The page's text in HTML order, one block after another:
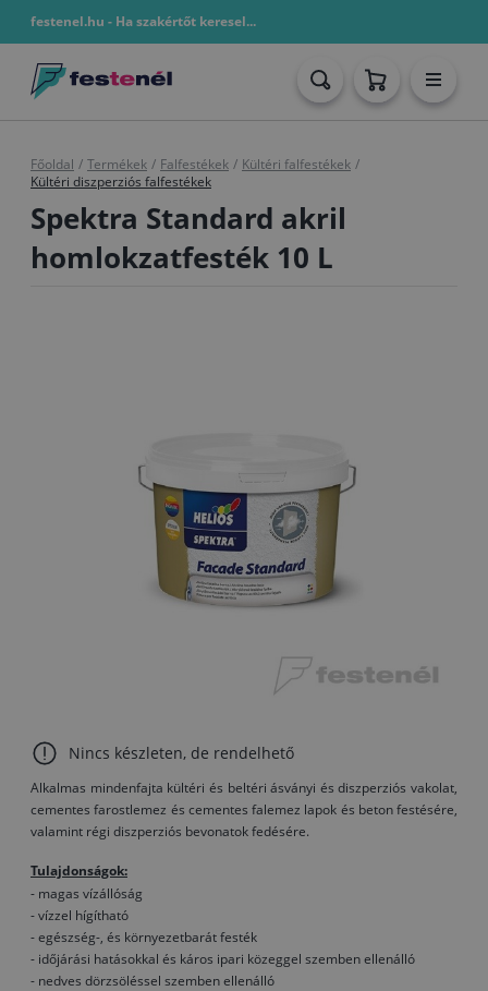
festenel.hu - Ha szakértőt keresel...
Főoldal / Termékek / Falfestékek / Kültéri falfestékek /
Kültéri diszperziós falfestékek
Spektra Standard akril
homlokzatfesték 10 L
Nincs készleten, de rendelhető
Alkalmas mindenfajta kültéri és beltéri ásványi és diszperziós vakolat,
cementes farostlemez és cementes falemez lapok és beton festésére,
valamint régi diszperziós bevonatok fedésére.
Tulajdonságok:
- magas vízállóság
- vízzel hígítható
- egészség-, és környezetbarát festék
- időjárási hatásokkal és káros ipari közeggel szemben ellenálló
- nedves dörzsöléssel szemben ellenálló